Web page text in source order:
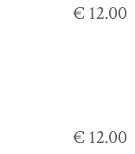
€ 12.00
€ 12.00